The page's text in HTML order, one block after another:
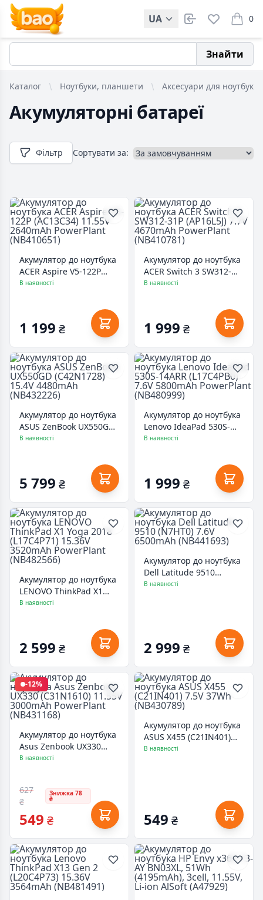
UA 0
items
Знайти
Каталог Ноутбуки, планшети Аксесуари для ноутбуків
Акумуляторні батареї
Фільтр Сортувати за:
Акумулятор до ноутбука
ACER Aspire V5-122P
(AC13C34) 11.55V
В наявності
1 199 ₴
Акумулятор до ноутбука
ACER Switch 3 SW312-
31P (AP16L5J) 7.7V
В наявності
1 999 ₴
Акумулятор до ноутбука
ASUS ZenBook UX550GD
(C42N1728) 15.4V
В наявності
5 799 ₴
Акумулятор до ноутбука
Lenovo IdeaPad 530S-
14ARR (L17C4PB0) 7.6V
В наявності
1 999 ₴
Акумулятор до ноутбука
LENOVO ThinkPad X1
Yoga 2018 (L17C4P71)
PowerPlant (NB482566)
В наявності
2 599 ₴
Акумулятор до ноутбука
Dell Latitude 9510
(N7HT0) 7.6V 6500mAh
В наявності
2 999 ₴
-12%
Акумулятор до ноутбука
Asus Zenbook UX330
(C31N1610) 11.55V
В наявності
627
₴
Знижка 78
₴
549 ₴
Акумулятор до ноутбука
ASUS X455 (C21IN401)
7.5V 37Wh (NB430789)
В наявності
549 ₴